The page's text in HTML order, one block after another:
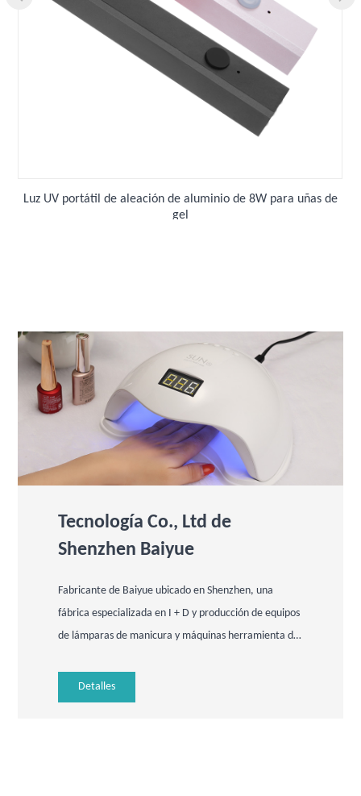
Luz UV portátil de aleación de aluminio de 8W para uñas de
gel
Tecnología Co., Ltd de
Shenzhen Baiyue
Fabricante de Baiyue ubicado en Shenzhen, una
fábrica especializada en I + D y producción de equipos
de lámparas de manicura y máquinas herramienta de
secador de gel, lámpara de uñas.
productos de manicura como lámparas de manicura,
Detalles